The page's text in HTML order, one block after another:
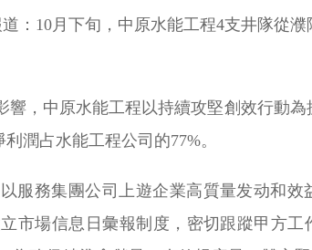
：10月下旬，中原水能工程4支井隊從
，中原水能工程以持續攻堅創效行動
潤占水能工程公司的77%。
服務集團公司上遊企業高質量发动和
市場信息日彙報制度，密切跟蹤甲方